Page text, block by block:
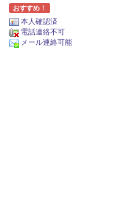
おすすめ！
本人確認済
電話連絡不可
メール連絡可能